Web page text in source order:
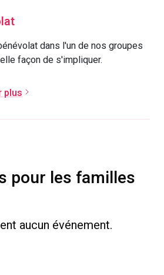
dans l'un de nos groupes
façon de s'impliquer.
plus
pour les familles
aucun événement.